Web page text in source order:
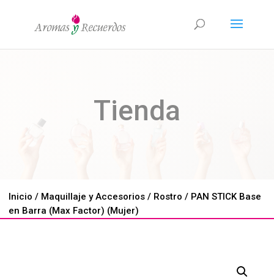
Tienda
Inicio / Maquillaje y Accesorios / Rostro / PAN STICK Base
en Barra (Max Factor) (Mujer)